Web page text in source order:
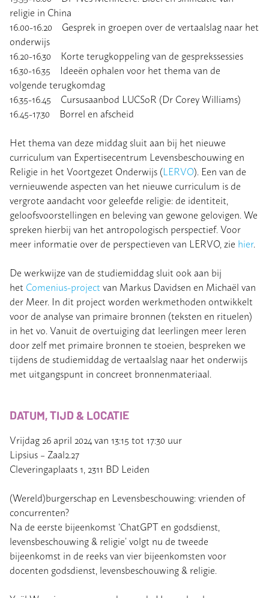
religie in China
16.00-16.20 Gesprek in groepen over de vertaalslag naar het
onderwijs
16.20-16.30 Korte terugkoppeling van de gesprekssessies
16.30-16.35 Ideeën ophalen voor het thema van de
volgende terugkomdag
16.35-16.45 Cursusaanbod LUCSoR (Dr Corey Williams)
16.45-17.30 Borrel en afscheid
Het thema van deze middag sluit aan bij het nieuwe
curriculum van Expertisecentrum Levensbeschouwing en
Religie in het Voortgezet Onderwijs (LERVO). Een van de
vernieuwende aspecten van het nieuwe curriculum is de
vergrote aandacht voor geleefde religie: de identiteit,
geloofsvoorstellingen en beleving van gewone gelovigen. We
spreken hierbij van het antropologisch perspectief. Voor
meer informatie over de perspectieven van LERVO, zie hier.
De werkwijze van de studiemiddag sluit ook aan bij
het Comenius-project van Markus Davidsen en Michaël van
der Meer. In dit project worden werkmethoden ontwikkelt
voor de analyse van primaire bronnen (teksten en rituelen)
in het vo. Vanuit de overtuiging dat leerlingen meer leren
door zelf met primaire bronnen te stoeien, bespreken we
tijdens de studiemiddag de vertaalslag naar het onderwijs
met uitgangspunt in concreet bronnenmateriaal.
DATUM, TIJD & LOCATIE
Vrijdag 26 april 2024 van 13:15 tot 17:30 uur
Lipsius – Zaal2.27
Cleveringaplaats 1, 2311 BD Leiden
(Wereld)burgerschap en Levensbeschouwing: vrienden of
concurrenten?
Na de eerste bijeenkomst ‘ChatGPT en godsdienst,
levensbeschouwing & religie’ volgt nu de tweede
bijeenkomst in de reeks van vier bijeenkomsten voor
docenten godsdienst, levensbeschouwing & religie.